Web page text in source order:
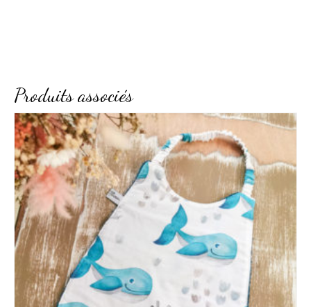
Produits associés